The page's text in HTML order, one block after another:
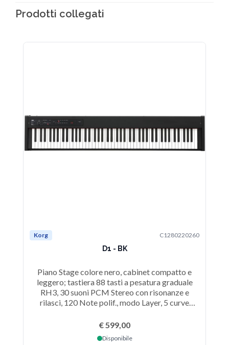
Prodotti collegati
Korg C1280220260
D1 - BK
Piano Stage colore nero, cabinet compatto e
leggero; tastiera 88 tasti a pesatura graduale
RH3, 30 suoni PCM Stereo con risonanze e
rilasci, 120 Note polif., modo Layer, 5 curve
Chorus, connessioni MIDI In/Out, LINE OUT.
€ 599,00
Disponibile